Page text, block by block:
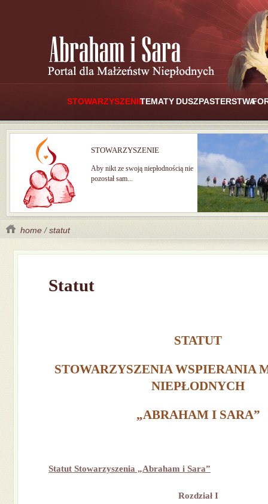
STOWARZYSZENIETEMATY DUSZPASTERSTWA
STOWARZYSZENIE
Aby nikt ze swoją niepłodnością nie
pozostał sam...
home /statut
Statut
STATUT
STOWARZYSZENIA WSPIERANIA
NIEPŁODNYCH
„ABRAHAM I SARA”
Statut Stowarzyszenia „Abraham i Sara”
Rozdział I